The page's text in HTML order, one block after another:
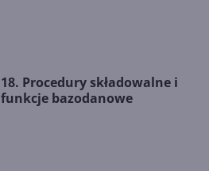
18. Procedury składowalne i
funkcje bazodanowe